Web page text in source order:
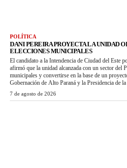
POLÍTICA
DANI PEREIRA PROYECTA LA UNIDAD
ELECCIONES MUNICIPALES
El candidato a la Intendencia de Ciudad del Este
afirmó que la unidad alcanzada con un sector del
municipales y convertirse en la base de un
Gobernación de Alto Paraná y la Presidencia de
7 de agosto de 2026